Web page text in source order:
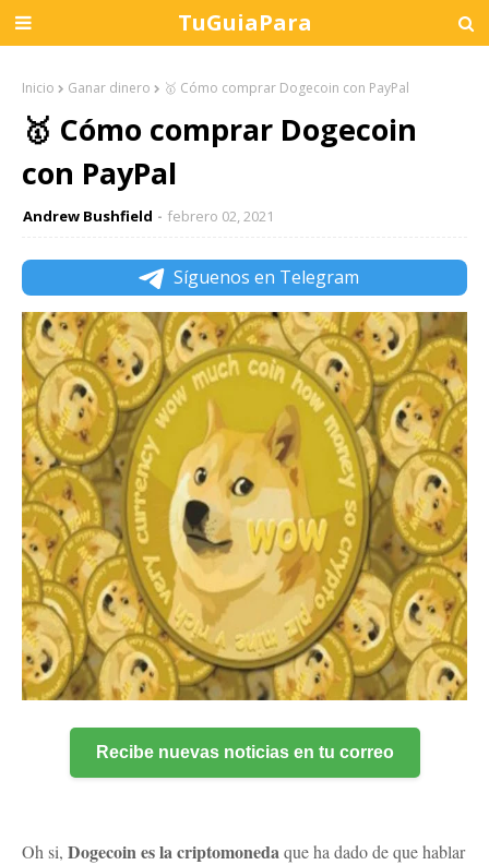
TuGuiaPara
Inicio Ganar dinero 🥇 Cómo comprar Dogecoin con PayPal
🥇 Cómo comprar Dogecoin
con PayPal
Andrew Bushfield febrero 02, 2021
Síguenos en Telegram
Recibe nuevas noticias en tu correo
Oh si, Dogecoin es la criptomonedaque ha dado de que hablar